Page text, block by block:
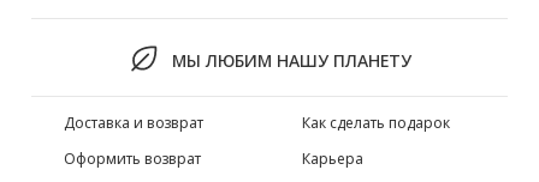
МЫ ЛЮБИМ НАШУ ПЛАНЕТУ
Доставка и возврат
Оформить возврат
Как сделать подарок
Карьера